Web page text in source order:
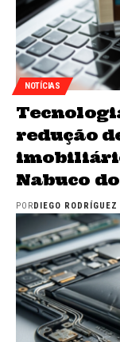
NOTÍCIAS
redução
Nabuco
PORDIEGO